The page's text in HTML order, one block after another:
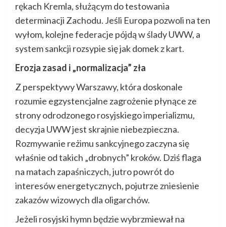
rękach Kremla, służącym do testowania
determinacji Zachodu. Jeśli Europa pozwoli na ten
wyłom, kolejne federacje pójdą w ślady UWW, a
system sankcji rozsypie się jak domek z kart.
Erozja zasad i „normalizacja” zła
Z perspektywy Warszawy, która doskonale
rozumie egzystencjalne zagrożenie płynące ze
strony odrodzonego rosyjskiego imperializmu,
decyzja UWW jest skrajnie niebezpieczna.
Rozmywanie reżimu sankcyjnego zaczyna się
właśnie od takich „drobnych” kroków. Dziś flaga
na matach zapaśniczych, jutro powrót do
interesów energetycznych, pojutrze zniesienie
zakazów wizowych dla oligarchów.
Jeżeli rosyjski hymn będzie wybrzmiewał na